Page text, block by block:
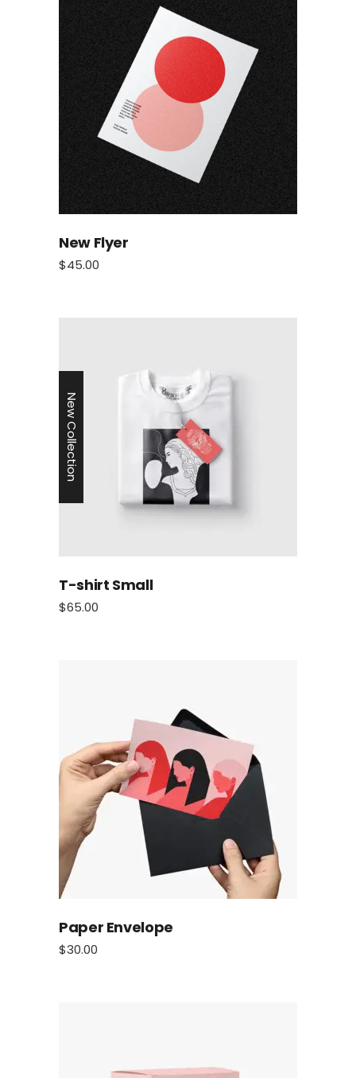
New Flyer
$45.00
New Collection
T-shirt Small
$65.00
Paper Envelope
$30.00